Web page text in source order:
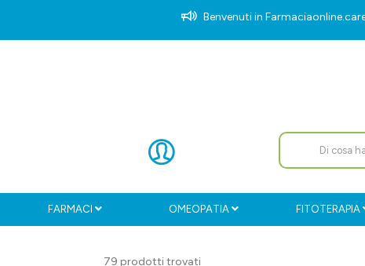
Benvenuti in
FARMACI OMEOPATIA FITOTERAPIA
79 prodotti trovati